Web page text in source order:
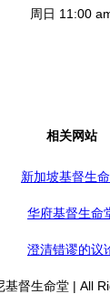
周日 11:00
相关网站
新加坡基督生
华府基督生命
澄清错谬的议
基督生命堂 | All